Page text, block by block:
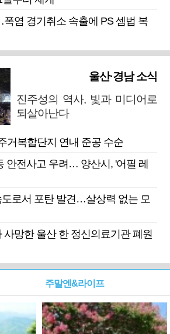
염 경기취소 속출에 PS 셈법 복
울산·경남 소식
진주성의 역사, 빛과 미디어로
되살아난다
거복합단지 연내 준공 수순
안전사고 우려… 양산시, '어필 레
로서 포탄 발견…살상력 없는 모
사망한 울산 한 정신의료기관 폐원
주말엔&라이프